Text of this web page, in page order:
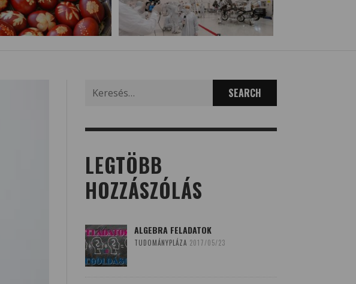
for:
LEGTÖBB
HOZZÁSZÓLÁS
ALGEBRA FELADATOK
TUDOMÁNYPLÁZA 2017/05/23